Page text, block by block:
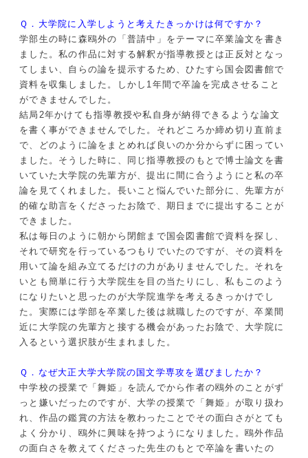
Ｑ．大学院に入学しようと考えたきっかけは何ですか？
学部生の時に森鴎外の「普請中」をテーマに卒業論文を書き
ました。私の作品に対する解釈が指導教授とは正反対となっ
てしまい、自らの論を提示するため、ひたすら国会図書館で
資料を収集しました。しかし1年間で卒論を完成させること
ができませんでした。
結局2年かけても指導教授や私自身が納得できるような論文
を書く事ができませんでした。それどころか締め切り直前ま
で、どのように論をまとめれば良いのか分からずに困ってい
ました。そうした時に、同じ指導教授のもとで博士論文を書
いていた大学院の先輩方が、提出に間に合うようにと私の卒
論を見てくれました。長いこと悩んでいた部分に、先輩方が
的確な助言をくださったお陰で、期日までに提出することが
できました。
私は毎日のように朝から閉館まで国会図書館で資料を探し、
それで研究を行っているつもりでいたのですが、その資料を
用いて論を組み立てるだけの力がありませんでした。それを
いとも簡単に行う大学院生を目の当たりにし、私もこのよう
になりたいと思ったのが大学院進学を考えるきっかけでし
た。実際には学部を卒業した後は就職したのですが、卒業間
近に大学院の先輩方と接する機会があったお陰で、大学院に
入るという選択肢が生まれました。
Ｑ．なぜ大正大学大学院の国文学専攻を選びましたか？
中学校の授業で「舞姫」を読んでから作者の鴎外のことがず
っと嫌いだったのですが、大学の授業で「舞姫」が取り扱わ
れ、作品の鑑賞の方法を教わったことでその面白さがとても
よく分かり、鴎外に興味を持つようになりました。鴎外作品
の面白さを教えてくださった先生のもとで卒論を書いたの